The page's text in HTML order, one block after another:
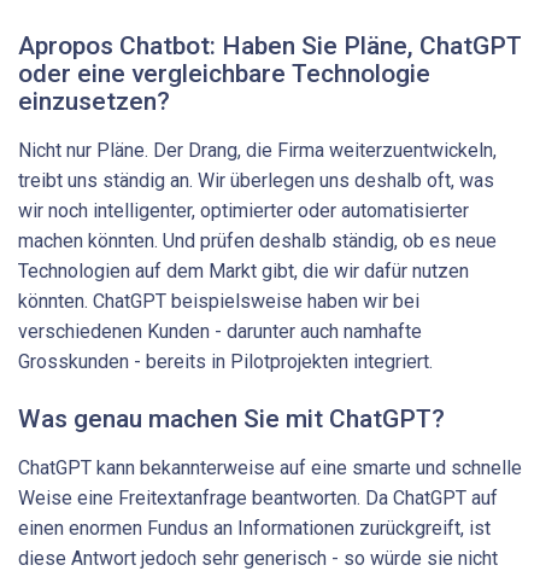
Apropos Chatbot: Haben Sie Pläne, ChatGPT
oder eine vergleichbare Technologie
einzusetzen?
Nicht nur Pläne. Der Drang, die Firma weiterzuentwickeln,
treibt uns ständig an. Wir überlegen uns deshalb oft, was
wir noch intelligenter, optimierter oder automatisierter
machen könnten. Und prüfen deshalb ständig, ob es neue
Technologien auf dem Markt gibt, die wir dafür nutzen
könnten. ChatGPT beispielsweise haben wir bei
verschiedenen Kunden - darunter auch namhafte
Grosskunden - bereits in Pilotprojekten integriert.
Was genau machen Sie mit ChatGPT?
ChatGPT kann bekannterweise auf eine smarte und schnelle
Weise eine Freitextanfrage beantworten. Da ChatGPT auf
einen enormen Fundus an Informationen zurückgreift, ist
diese Antwort jedoch sehr generisch - so würde sie nicht